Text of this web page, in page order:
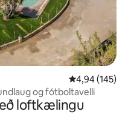
4,94 af 5 í
4,94 (145)
og fótboltavelli
loftkælingu